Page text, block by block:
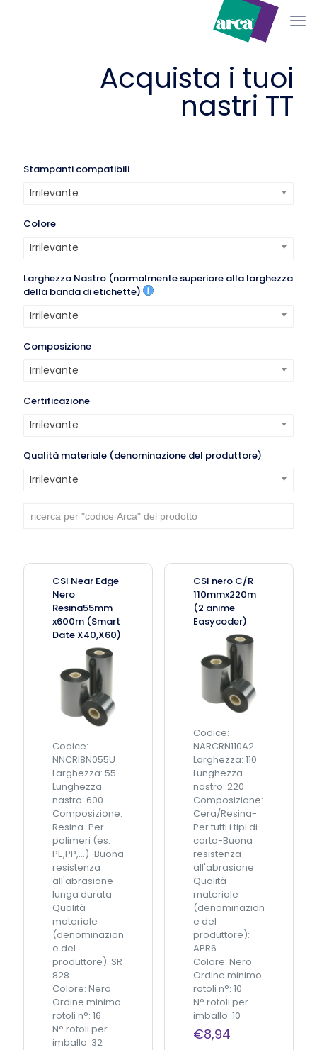
Acquista i tuoi
nastri TT
Stampanti compatibili
Irrilevante
Colore
Irrilevante
Larghezza Nastro (normalmente superiore alla larghezza
della banda di etichette)
Irrilevante
Composizione
Irrilevante
Certificazione
Irrilevante
Qualità materiale (denominazione del produttore)
Irrilevante
CSI Near Edge
Nero
Resina55mm
x600m (Smart
Date X40,X60)
Codice:
NNCRI8N055U
Larghezza: 55
Lunghezza
nastro: 600
Composizione:
Resina-Per
polimeri (es:
PE,PP,...)-Buona
resistenza
all'abrasione
lunga durata
Qualità
materiale
(denominazion
e del
produttore): SR
828
Colore: Nero
Ordine minimo
rotoli n°: 16
N° rotoli per
imballo: 32
CSI nero C/R
110mmx220m
(2 anime
Easycoder)
Codice:
NARCRN110A2
Larghezza: 110
Lunghezza
nastro: 220
Composizione:
Cera/Resina-
Per tutti i tipi di
carta-Buona
resistenza
all'abrasione
Qualità
materiale
(denominazion
e del
produttore):
APR6
Colore: Nero
Ordine minimo
rotoli n°: 10
N° rotoli per
imballo: 10
€8,94